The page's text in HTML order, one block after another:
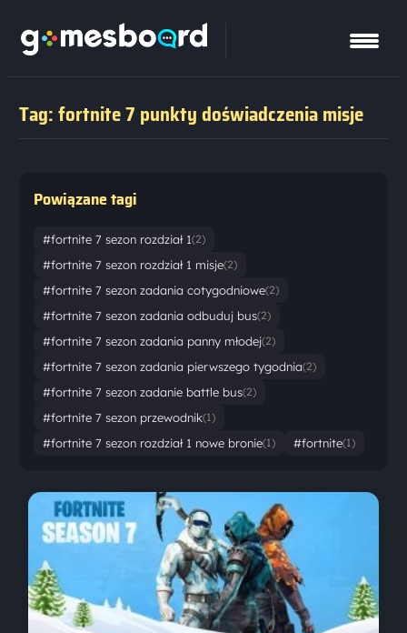
Tag: fortnite 7 punkty doświadczenia misje
Powiązane tagi
#fortnite 7 sezon rozdział 1(2)
#fortnite 7 sezon rozdział 1 misje(2)
#fortnite 7 sezon zadania cotygodniowe(2)
#fortnite 7 sezon zadania odbuduj bus(2)
#fortnite 7 sezon zadania panny młodej(2)
#fortnite 7 sezon zadania pierwszego tygodnia(2)
#fortnite 7 sezon zadanie battle bus(2)
#fortnite 7 sezon przewodnik(1)
#fortnite 7 sezon rozdział 1 nowe bronie(1) #fortnite(1)